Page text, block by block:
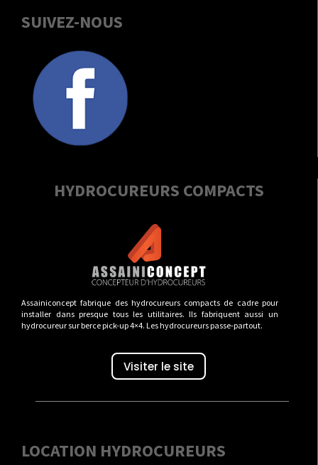
SUIVEZ-NOUS
HYDROCUREURS COMPACTS
Assainiconcept fabrique des hydrocureurs compacts de cadre pour
installer dans presque tous les utilitaires. Ils fabriquent aussi un
hydrocureur sur berce pick-up 4×4. Les hydrocureurs passe-partout.
Visiter le site
LOCATION HYDROCUREURS